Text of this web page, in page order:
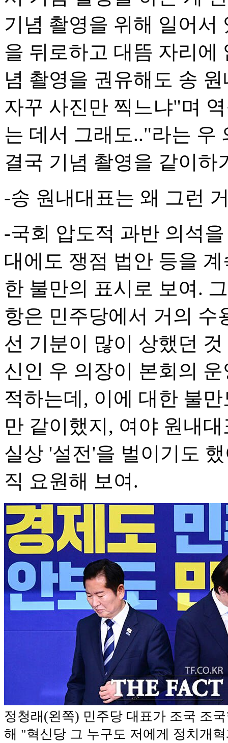
기념 촬영을 위해 일어서
을 뒤로하고 대뜸 자리에
념 촬영을 권유해도 송
자꾸 사진만 찍느냐"며
는 데서 그래도.."라는 우
결국 기념 촬영을 같이하
-송 원내대표는 왜 그런
-국회 압도적 과반 의석
대에도 쟁점 법안 등을
한 불만의 표시로 보여.
항은 민주당에서 거의 수
선 기분이 많이 상했던
신인 우 의장이 본회의
적하는데, 이에 대한 불
만 같이했지, 여야 원내
실상 '설전'을 벌이기도
직 요원해 보여.
정청래(왼쪽) 민주당 대표가 조국 조
해 "혁신당 그 누구도 저에게 정치개